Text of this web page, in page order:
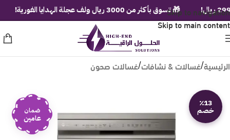
Skip to navigation
Skip to main content
الرئيسية/غسالات & نشافات/غسالات صحون
٪13
خصم ضمان
عامين
🎁 تسوق بأكثر من 3000 ريال ولف عجلة الهدايا الفورية!